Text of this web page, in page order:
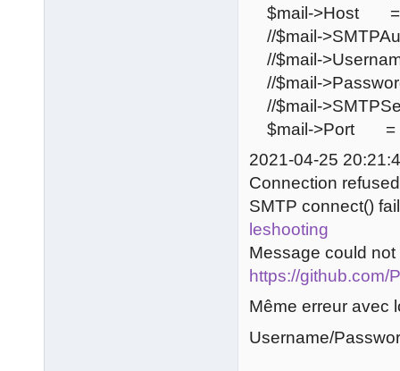
$mail->Host =
//$mail-
//$mail-
//$mail-
//$mail-
$mail->Port =
2021-04-25
Connection
SMTP connect()
leshooting
Message could
https://
Même erreur avec
Username/